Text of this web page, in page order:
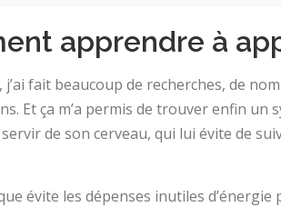
apprendre à
j’ai fait beaucoup de recherches, de
Et ça m’a permis de trouver enfin
de son cerveau, qui lui évite de
évite les dépenses inutiles